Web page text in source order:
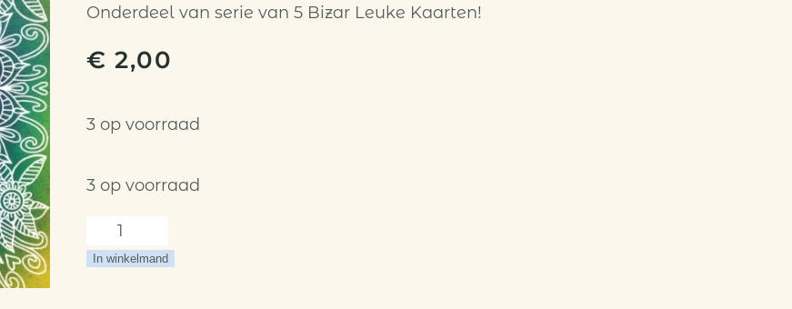
Onderdeel van serie van 5 Bizar Leuke Kaarten!
€ 2,00
3 op voorraad
3 op voorraad
Kaart:
Bizar
In winkelmand